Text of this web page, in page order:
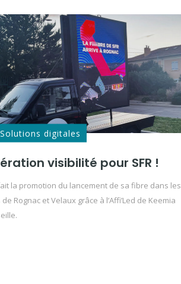
Solutions digitales
visibilité pour SFR !
la promotion du lancement de sa fibre dans les
Rognac et Velaux grâce à l’Affi’Led de Keemia